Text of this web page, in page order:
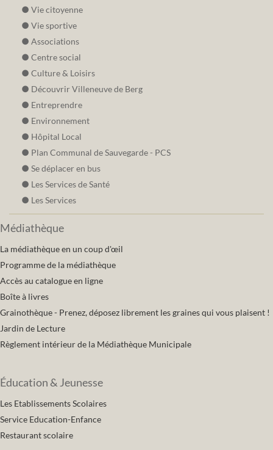
Vie citoyenne
Vie sportive
Associations
Centre social
Culture & Loisirs
Découvrir Villeneuve de Berg
Entreprendre
Environnement
Hôpital Local
Plan Communal de Sauvegarde - PCS
Se déplacer en bus
Les Services de Santé
Les Services
Médiathèque
La médiathèque en un coup d'œil
Programme de la médiathèque
Accès au catalogue en ligne
Boîte à livres
Grainothèque - Prenez, déposez librement les graines qui vous plaisent !
Jardin de Lecture
Règlement intérieur de la Médiathèque Municipale
Éducation & Jeunesse
Les Etablissements Scolaires
Service Education-Enfance
Restaurant scolaire